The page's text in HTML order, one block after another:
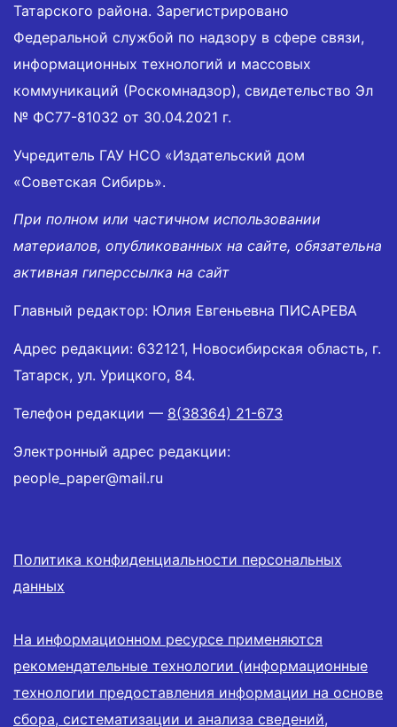
Татарского района. Зарегистрировано
Федеральной службой по надзору в сфере связи,
информационных технологий и массовых
коммуникаций (Роскомнадзор), свидетельство Эл
№ ФС77-81032 от 30.04.2021 г.
Учредитель ГАУ НСО «Издательский дом
«Советская Сибирь».
При полном или частичном использовании
материалов, опубликованных на сайте, обязательна
активная гиперссылка на сайт
Главный редактор: Юлия Евгеньевна ПИСАРЕВА
Адрес редакции: 632121, Новосибирская область, г.
Татарск, ул. Урицкого, 84.
Телефон редакции — 8(38364) 21-673
Электронный адрес редакции:
people_paper@mail.ru
Политика конфиденциальности персональных
данных
На информационном ресурсе применяются
рекомендательные технологии (информационные
технологии предоставления информации на основе
сбора, систематизации и анализа сведений,